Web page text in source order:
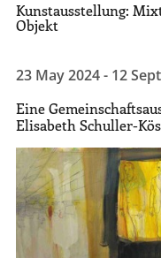
Kunstausstellung:
Objekt
23 May 2024 - 12
Eine
Elisabeth Schuller-